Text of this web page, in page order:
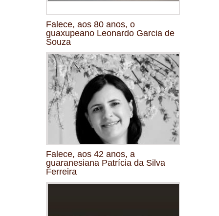
Falece, aos 80 anos, o
guaxupeano Leonardo Garcia de
Souza
Falece, aos 42 anos, a
guaranesiana Patrícia da Silva
Ferreira